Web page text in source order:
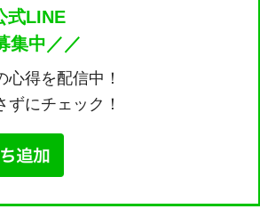
式LINE
集中／／
得を配信中！
にチェック！